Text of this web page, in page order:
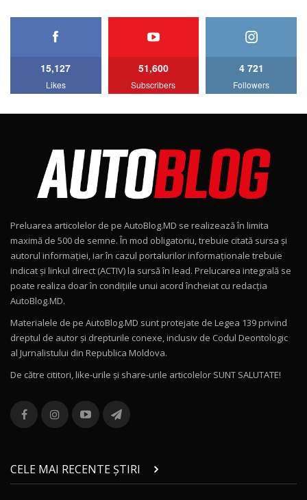
AutoBlog.MD
15:08
Noul Geely EX2 / Test Drive AutoBlog.MD
15:22
Mercedes-AMG E 53 HYBRID 4MATIC+ / Test
Drive AutoBlog.MD
16:27
11
Noul Volvo ES90 / Test Drive AutoBlog.MD
12
Noul MG HS / Test Drive AutoBlog.MD
16:48
13
combină aventura cu luxul / AutoBlog.MD
36:08
chinez care face lumea să se întoarcă după el
/ AutoBlog.MD
17:27
15,127
Likes
51,600
Subscribers
4 721
Followers
Preluarea articolelor de pe AutoBlog.MD se realizează în limita
maximă de 500 de semne. În mod obligatoriu, trebuie citată sursa și
autorul informației, iar în cazul portalurilor informaționale trebuie
indicat și linkul direct (ACTIV) la sursă în lead. Prelucarea integrală se
poate realiza doar în condițiile unui acord încheiat cu redacţia
AutoBlog.MD.
Materialele de pe AutoBlog.MD sunt protejate de Legea 139 privind
dreptul de autor și drepturile conexe, inclusiv de Codul Deontologic
al Jurnalistului din Republica Moldova.
De către cititori, like-urile şi share-urile articolelor SUNT SALUTATE!
CELE MAI RECENTE ȘTIRI